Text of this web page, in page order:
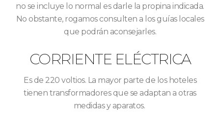
no se incluye lo normal es darle la propina indicada.
No obstante, rogamos consulten a los guías locales
que podrán aconsejarles.
CORRIENTE ELÉCTRICA
Es de 220 voltios. La mayor parte de los hoteles
tienen transformadores que se adaptan a otras
medidas y aparatos.